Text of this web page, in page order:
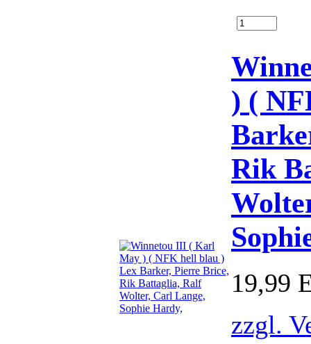
) (
Rik
19,99
zzgl.